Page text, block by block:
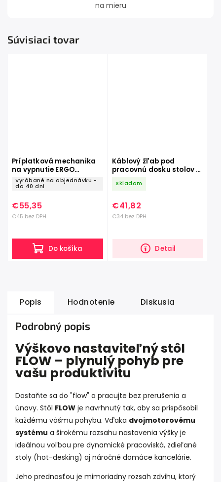
na mieru
Súvisiaci tovar
Príplatková mechanika
na vypnutie ERGO
BALANCE pre stoličky
ROVO
Vyrábané na objednávku -
do 40 dní
€45 bez DPH
€55,35
Do košíka
Káblový žľab pod
pracovnú dosku stolov -
Skladom
€34 bez DPH
€41,82
Detail
Popis Hodnotenie Diskusia
Podrobný popis
Výškovo nastaviteľný stôl
FLOW – plynulý pohyb pre
vašu produktivitu
Dostaňte sa do "flow" a pracujte bez prerušenia a
únavy. Stôl FLOW je navrhnutý tak, aby sa prispôsobil
každému vášmu pohybu. Vďaka dvojmotorovému
systému a širokému rozsahu nastavenia výšky je
ideálnou voľbou pre dynamické pracoviská, zdieľané
stoly (hot-desking) aj náročné domáce kancelárie.
Jeho prednosťou je mimoriadny rozsah zdvihu, ktorý